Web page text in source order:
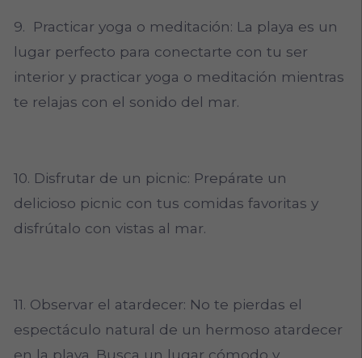
9. Practicar yoga o meditación: La playa es un
lugar perfecto para conectarte con tu ser
interior y practicar yoga o meditación mientras
te relajas con el sonido del mar.
10. Disfrutar de un picnic: Prepárate un
delicioso picnic con tus comidas favoritas y
disfrútalo con vistas al mar.
11. Observar el atardecer: No te pierdas el
espectáculo natural de un hermoso atardecer
en la playa. Busca un lugar cómodo y